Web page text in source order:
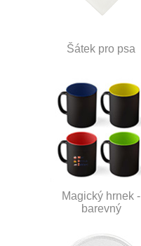
Šátek pro psa
Magický hrnek -
barevný